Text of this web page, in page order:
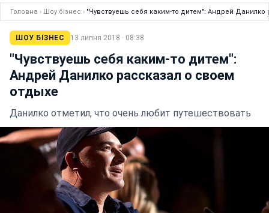
Головна › Шоу бізнес › "Чувствуешь себя каким-то дитем": Андрей Данилко
ШОУ БІЗНЕС 13 липня 2018 · 08:38
"Чувствуешь себя каким-то дитем":
Андрей Данилко рассказал о своем
отдыхе
Данилко отметил, что очень любит путешествовать